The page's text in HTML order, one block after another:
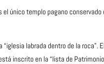
único templo pagano
labrada dentro de la roca”.
inscrito en la “lista de Patrimonio